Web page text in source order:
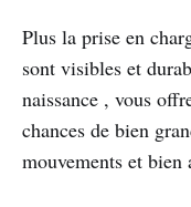
Plus la prise en
sont visibles et
naissance , vous
chances de bien
mouvements et bien